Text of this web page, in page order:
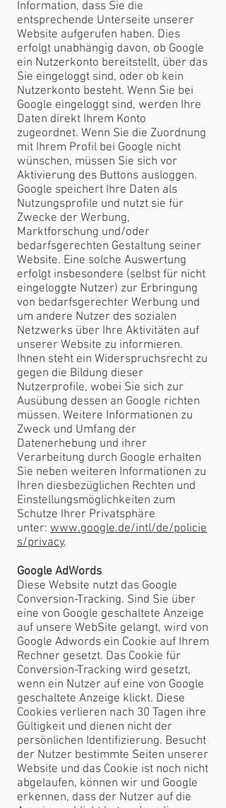
Information, dass Sie die
entsprechende Unterseite unserer
Website aufgerufen haben. Dies
erfolgt unabhängig davon, ob Google
ein Nutzerkonto bereitstellt, über das
Sie eingeloggt sind, oder ob kein
Nutzerkonto besteht. Wenn Sie bei
Google eingeloggt sind, werden Ihre
Daten direkt Ihrem Konto
zugeordnet. Wenn Sie die Zuordnung
mit Ihrem Profil bei Google nicht
wünschen, müssen Sie sich vor
Aktivierung des Buttons ausloggen.
Google speichert Ihre Daten als
Nutzungsprofile und nutzt sie für
Zwecke der Werbung,
Marktforschung und/oder
bedarfsgerechten Gestaltung seiner
Website. Eine solche Auswertung
erfolgt insbesondere (selbst für nicht
eingeloggte Nutzer) zur Erbringung
von bedarfsgerechter Werbung und
um andere Nutzer des sozialen
Netzwerks über Ihre Aktivitäten auf
unserer Website zu informieren.
Ihnen steht ein Widerspruchsrecht zu
gegen die Bildung dieser
Nutzerprofile, wobei Sie sich zur
Ausübung dessen an Google richten
müssen. Weitere Informationen zu
Zweck und Umfang der
Datenerhebung und ihrer
Verarbeitung durch Google erhalten
Sie neben weiteren Informationen zu
Ihren diesbezüglichen Rechten und
Einstellungsmöglichkeiten zum
Schutze Ihrer Privatsphäre
unter: www.google.de/intl/de/policie
s/privacy.
Google AdWords
Diese Website nutzt das Google
Conversion-Tracking. Sind Sie über
eine von Google geschaltete Anzeige
auf unsere WebSite gelangt, wird von
Google Adwords ein Cookie auf Ihrem
Rechner gesetzt. Das Cookie für
Conversion-Tracking wird gesetzt,
wenn ein Nutzer auf eine von Google
geschaltete Anzeige klickt. Diese
Cookies verlieren nach 30 Tagen ihre
Gültigkeit und dienen nicht der
persönlichen Identifizierung. Besucht
der Nutzer bestimmte Seiten unserer
Website und das Cookie ist noch nicht
abgelaufen, können wir und Google
erkennen, dass der Nutzer auf die